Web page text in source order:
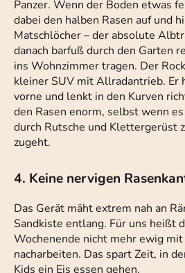
Panzer. Wenn der Boden etwas
dabei den halben Rasen auf und
Matschlöcher – der absolute
danach barfuß durch den Garten
ins Wohnzimmer tragen. Der
kleiner SUV mit Allradantrieb. Er
vorne und lenkt in den Kurven
den Rasen enorm, selbst wenn
durch Rutsche und Klettergerüst
zugeht.
4. Keine nervigen
Das Gerät mäht extrem nah an
Sandkiste entlang. Für uns heißt
Wochenende nicht mehr ewig
nacharbeiten. Das spart Zeit, in
Kids ein Eis essen gehen.